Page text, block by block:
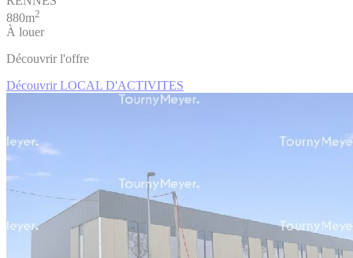
880m2
À louer
Découvrir l'offre
Découvrir LOCAL D'ACTIVITES